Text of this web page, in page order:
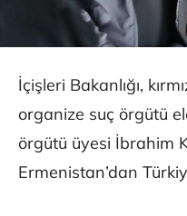
İçişleri Bakanlığı,
organize suç örgütü
örgütü üyesi İbrahim
Ermenistan’dan